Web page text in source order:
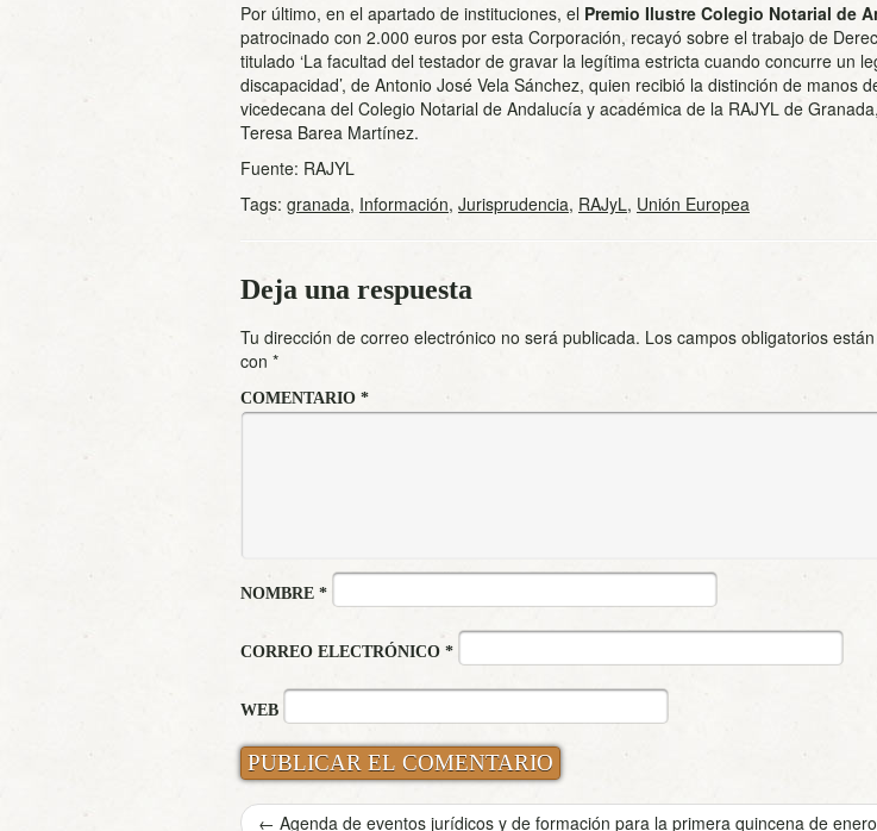
Por último, en el apartado de instituciones, el Premio Ilustre Colegio Notarial de
patrocinado con 2.000 euros por esta Corporación, recayó sobre el trabajo de
titulado ‘La facultad del testador de gravar la legítima estricta cuando concurre un
discapacidad’, de Antonio José Vela Sánchez, quien recibió la distinción de manos
vicedecana del Colegio Notarial de Andalucía y académica de la RAJYL de
Teresa Barea Martínez.
Fuente: RAJYL
Tags: granada, Información, Jurisprudencia, RAJyL, Unión Europea
Deja una respuesta
Tu dirección de correo electrónico no será publicada. Los campos obligatorios
con *
COMENTARIO *
NOMBRE *
CORREO ELECTRÓNICO *
WEB
← Agenda de eventos jurídicos y de formación para la primera quincena de